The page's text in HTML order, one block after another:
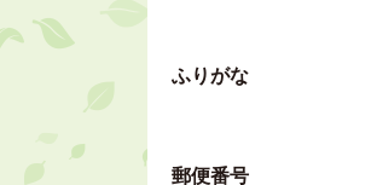
ふりがな
郵便番号